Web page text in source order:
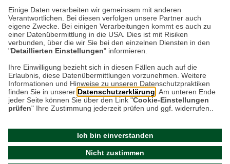
Einige Daten verarbeiten wir gemeinsam mit anderen
Verantwortlichen. Bei diesen verfolgen unsere Partner auch
eigene Zwecke. Bei einigen Verarbeitungen kommt es auch zu
einer Datenübermittlung in die USA. Dies ist mit Risiken
verbunden, über die wir Sie bei den einzelnen Diensten in den
"Detaillierten Einstellungen" informieren.
Ihre Einwilligung bezieht sich in diesen Fällen auch auf die
Erlaubnis, diese Datenübermittlungen vorzunehmen. Weitere
Informationen und Hinweise zu unseren Datenschutzpraktiken
finden Sie in unserer Datenschutzerklärung . Am unteren Ende
jeder Seite können Sie über den Link "Cookie-Einstellungen
prüfen" Ihre Zustimmung jederzeit prüfen und ggf. widerrufen..
Ich bin einverstanden
Nicht zustimmen
Datenschutz Impressum
Kontakt
Netiquette